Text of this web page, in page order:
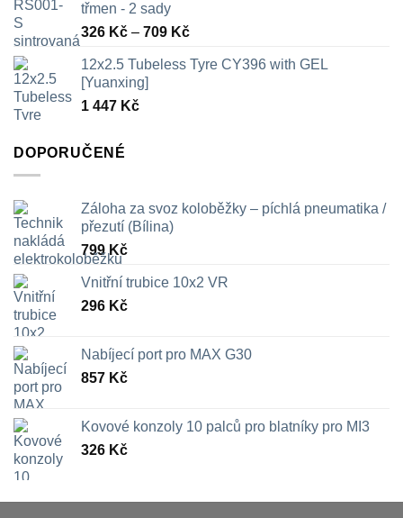
třmen - 2 sady
326 Kč – 709 KčRozpětí
326 Kč
12x2.5 Tubeless Tyre CY396 with GEL
[Yuanxing]
1 447 Kč
DOPORUČENÉ
Záloha za svoz koloběžky – píchlá pneumatika /
přezutí (Bílina)
799Kč
Vnitřní trubice 10x2 VR
296 Kč
Nabíjecí port pro MAX G30
857 Kč
Kovové konzoly 10 palců pro blatníky pro MI3
326 Kč